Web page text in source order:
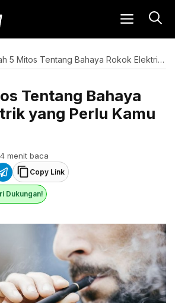
MENU
Inilah 5 Mitos Tentang Bahaya Rokok Elektrik yang Perlu Kamu Tahu
Tentang Bahaya
yang Perlu Kamu
4 menit baca
Copy Link
Dukungan!